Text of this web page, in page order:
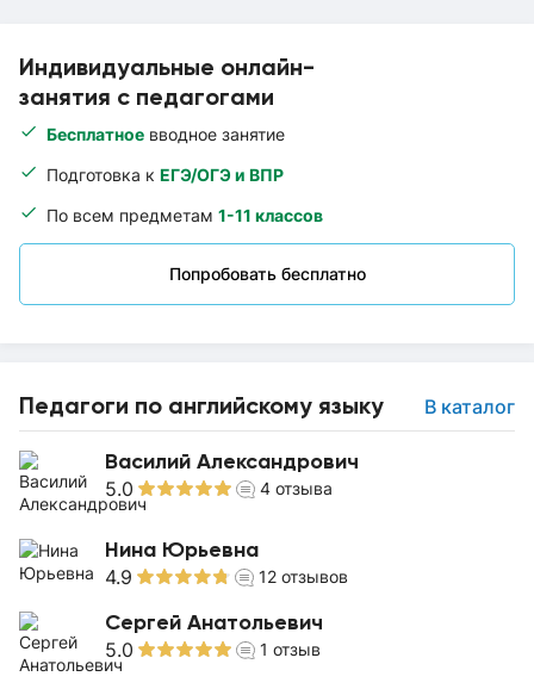
Индивидуальные онлайн-
занятия с педагогами
Бесплатное вводное занятие
Подготовка к ЕГЭ/ОГЭ и ВПР
По всем предметам 1-11 классов
Попробовать бесплатно
Педагоги по английскому языку В каталог
Василий Александрович
5.0 4 отзыва
Нина Юрьевна
4.9 12 отзывов
Сергей Анатольевич
5.0 1 отзыв